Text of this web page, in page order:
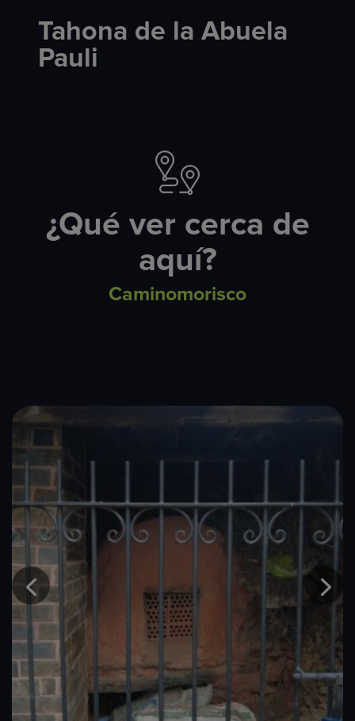
Tahona de la Abuela
Pauli
¿Qué ver cerca de
aquí?
Caminomorisco